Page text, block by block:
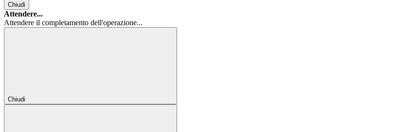
Chiudi
Attendere...
Attendere il completamento dell'operazione...
Chiudi